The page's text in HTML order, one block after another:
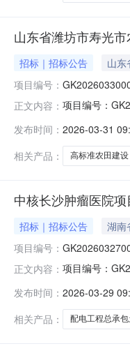
山东省潍坊市寿光
招标｜招标公告 山东
项目编号：
正文内容： 项目编号：
告（招标编号
发布时间： 2026-03-31
相关产品：
高标准农田建设
中核长沙肿瘤医院
招标｜招标公告 湖南
项目编号：
正文内容： 项目编号：
号：
发布时间： 2026-03-29
相关产品：
配电工程总承